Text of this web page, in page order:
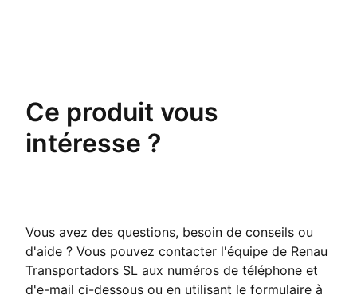
Ce produit vous
intéresse ?
Vous avez des questions, besoin de conseils ou
d'aide ? Vous pouvez contacter l'équipe de Renau
Transportadors SL aux numéros de téléphone et
d'e-mail ci-dessous ou en utilisant le formulaire à